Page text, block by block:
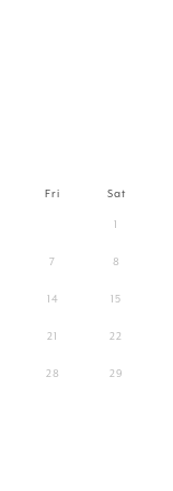
Fri Sat
1
7 8
14 15
21 22
28 29